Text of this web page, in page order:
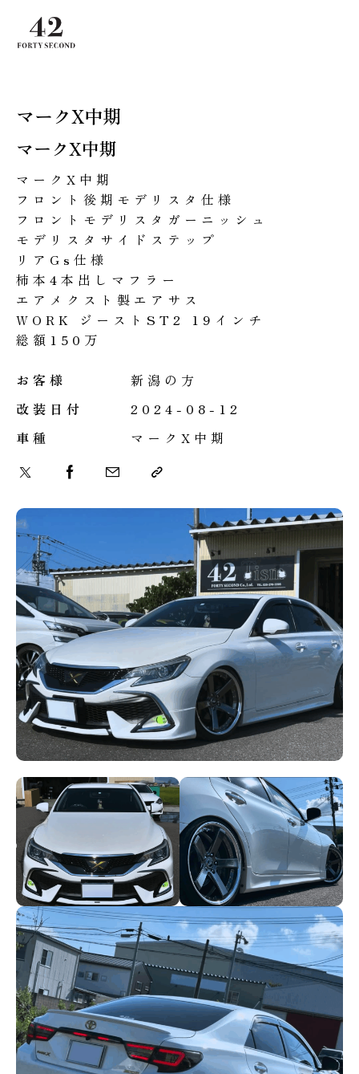
マークX中期
マークX中期
マークX中期
フロント後期モデリスタ仕様
フロントモデリスタガーニッシュ
モデリスタサイドステップ
リアGs仕様
柿本4本出しマフラー
エアメクスト製エアサス
WORK ジーストST2 19インチ
総額150万
お客様
新潟の方
改装日付
2024-08-12
車種
マークX中期